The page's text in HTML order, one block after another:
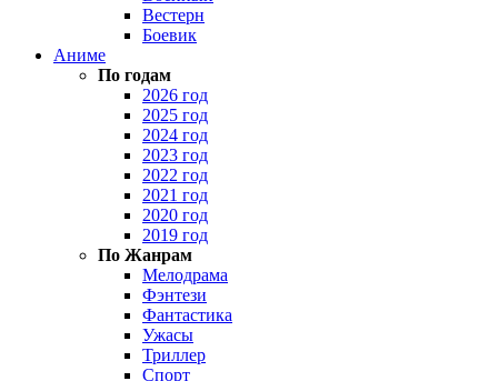
Вестерн
Боевик
Аниме
По годам
2026 год
2025 год
2024 год
2023 год
2022 год
2021 год
2020 год
2019 год
По Жанрам
Мелодрама
Фэнтези
Фантастика
Ужасы
Триллер
Спорт